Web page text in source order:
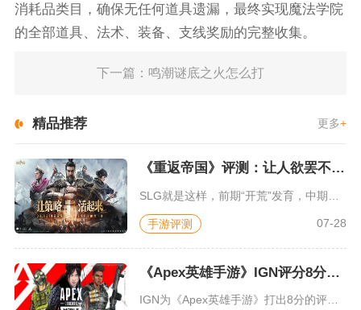
消耗品类目，确保无任何道具遗漏，最终实现魔法学院
的全部道具、法术、装备、支线奖励的完整收集。
下一篇：鸣潮谜底之火怎么打
精品推荐 更多+
《重返帝国》评测：让人欲罢不能的新一代策略游戏
手游评测 07-28
《Apex英雄手游》IGN评分8分：对游戏未来抱有期待
IGN为《Apex英雄手游》打出8分的评价，测评者认为，《A...